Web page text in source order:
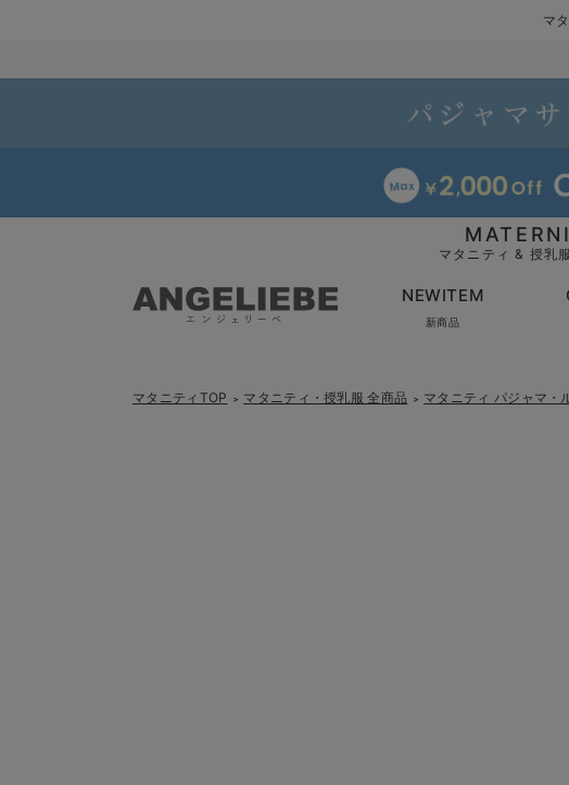
マ
マタニティ & 授乳
NEWITEM
新商品
マタニティTOP ＞ マタニティ・授乳服 全商品 ＞ マタニティ パジャマ・